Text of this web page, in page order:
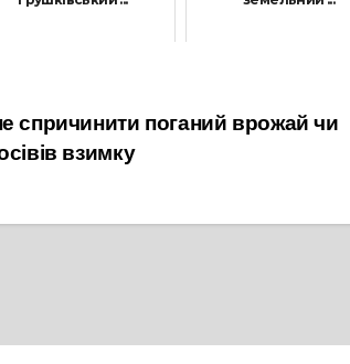
спричинити поганий врожай чи
взимку